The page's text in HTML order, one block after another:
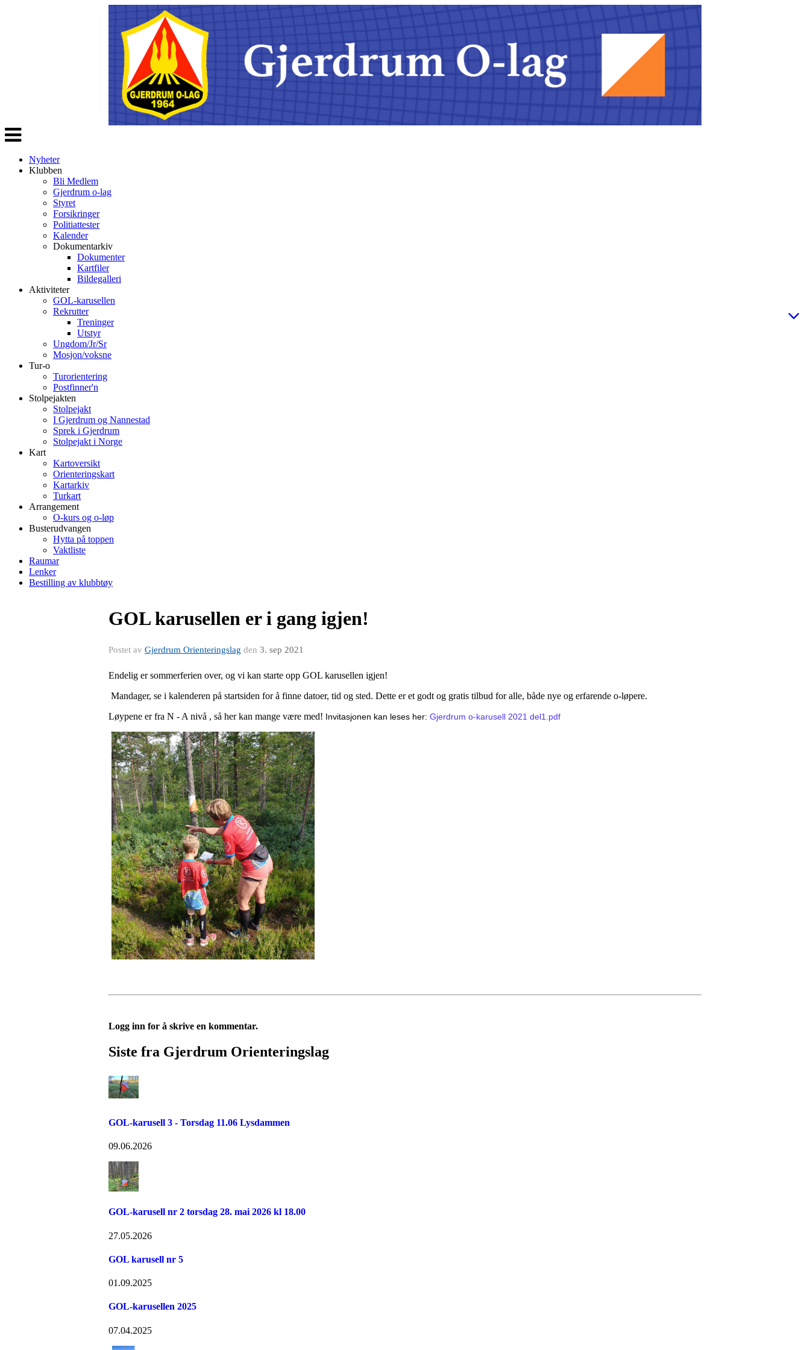
Veksle
navigasjon
Nyheter
Klubben
Bli Medlem
Gjerdrum o-lag
Styret
Forsikringer
Politiattester
Kalender
Dokumentarkiv
Dokumenter
Kartfiler
Bildegalleri
Aktiviteter
GOL-karusellen
Rekrutter
Treninger
Utstyr
Ungdom/Jr/Sr
Mosjon/voksne
Tur-o
Turorientering
Postfinner'n
Stolpejakten
Stolpejakt
I Gjerdrum og Nannestad
Sprek i Gjerdrum
Stolpejakt i Norge
Kart
Kartoversikt
Orienteringskart
Kartarkiv
Turkart
Arrangement
O-kurs og o-løp
Busterudvangen
Hytta på toppen
Vaktliste
Raumar
Lenker
Bestilling av klubbtøy
GOL karusellen er i gang igjen!
Postet av Gjerdrum Orienteringslag den 3. sep 2021
Endelig er sommerferien over, og vi kan starte opp GOL karusellen igjen!
Mandager, se i kalenderen på startsiden for å finne datoer, tid og sted. Dette er et godt og gratis tilbud for alle, både nye og erfarende o-løpere.
Løypene er fra N - A nivå , så her kan mange være med! Invitasjonen kan leses her: Gjerdrum o-karusell 2021 del1.pdf
Logg inn for å skrive en kommentar.
Siste fra Gjerdrum Orienteringslag
GOL-karusell 3 - Torsdag 11.06 Lysdammen
09.06.2026
GOL-karusell nr 2 torsdag 28. mai 2026 kl 18.00
27.05.2026
GOL karusell nr 5
01.09.2025
GOL-karusellen 2025
07.04.2025